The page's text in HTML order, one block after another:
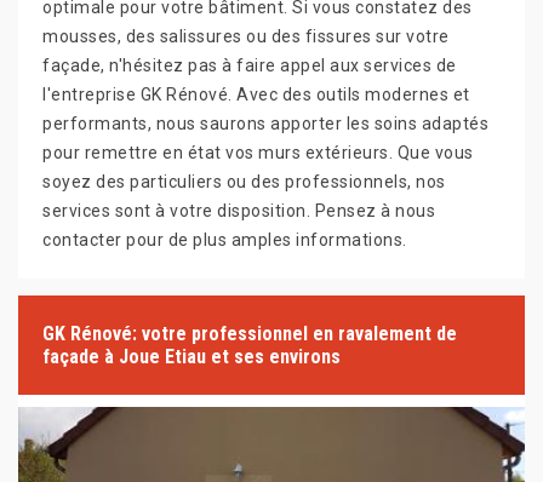
optimale pour votre bâtiment. Si vous constatez des
mousses, des salissures ou des fissures sur votre
façade, n'hésitez pas à faire appel aux services de
l'entreprise GK Rénové. Avec des outils modernes et
performants, nous saurons apporter les soins adaptés
pour remettre en état vos murs extérieurs. Que vous
soyez des particuliers ou des professionnels, nos
services sont à votre disposition. Pensez à nous
contacter pour de plus amples informations.
GK Rénové: votre professionnel en ravalement de
façade à Joue Etiau et ses environs